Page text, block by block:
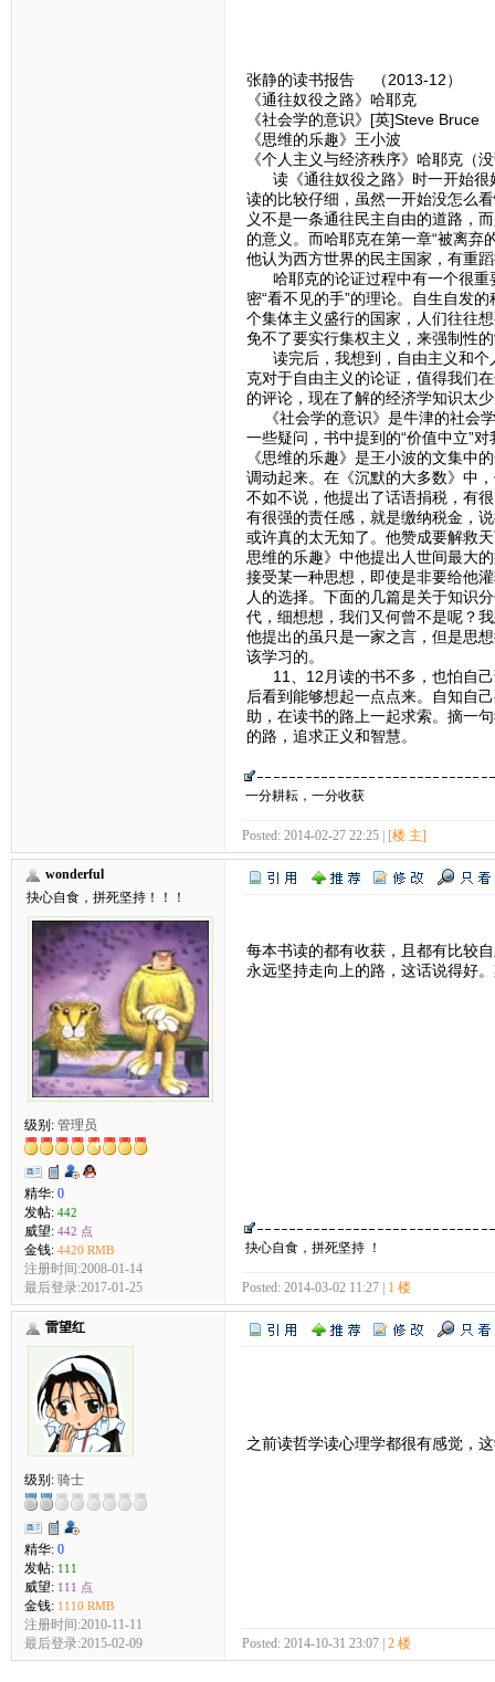
张静的读书报告 （2013-12）
《通往奴役之路》哈耶克
《社会学的意识》[英]Steve Bruce
《思维的乐趣》王小波
《个人主义与经济秩序》哈耶克（
读《通往奴役之路》时一开始很
读的比较仔细，虽然一开始没怎么
义不是一条通往民主自由的道路，
的意义。而哈耶克在第一章“被离弃
他认为西方世界的民主国家，有重
哈耶克的论证过程中有一个很重
密“看不见的手”的理论。自生自发
个集体主义盛行的国家，人们往往
免不了要实行集权主义，来强制性
读完后，我想到，自由主义和个
克对于自由主义的论证，值得我们
的评论，现在了解的经济学知识太
《社会学的意识》是牛津的社会
一些疑问，书中提到的“价值中立”
《思维的乐趣》是王小波的文集中
调动起来。在《沉默的大多数》中
不如不说，他提出了话语捐税，有
有很强的责任感，就是缴纳税金，
或许真的太无知了。他赞成要解救
思维的乐趣》中他提出人世间最大
接受某一种思想，即使是非要给他
人的选择。下面的几篇是关于知识
代，细想想，我们又何曾不是呢？
他提出的虽只是一家之言，但是思
该学习的。
11、12月读的书不多，也怕自己
后看到能够想起一点点来。自知自
助，在读书的路上一起求索。摘一
的路，追求正义和智慧。
一分耕耘，一分收获
Posted: 2014-02-27 22:25 | [楼 主]
wonderful
抉心自食，拼死坚持！！！
级别: 管理员
精华: 0
发帖: 442
威望: 442 点
金钱: 4420 RMB
注册时间:2008-01-14
最后登录:2017-01-25
每本书读的都有收获，且都有比较
永远坚持走向上的路，这话说得好
抉心自食，拼死坚持 ！
Posted: 2014-03-02 11:27 | 1 楼
雷望红
级别: 骑士
精华: 0
发帖: 111
威望: 111 点
金钱: 1110 RMB
注册时间:2010-11-11
最后登录:2015-02-09
之前读哲学读心理学都很有感觉，
Posted: 2014-10-31 23:07 | 2 楼